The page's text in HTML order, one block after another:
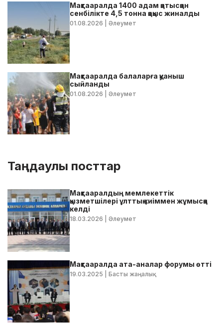
Мақтааралда 1400 адам қатысқан
сенбілікте 4,5 тонна қоқыс жиналды
01.08.2026 | Әлеумет
Мақтааралда балаларға қуаныш
сыйланды
01.08.2026 | Әлеумет
Таңдаулы посттар
Мақтааралдың мемлекеттік
қызметшілері ұлттық киіммен жұмысқа
келді
18.03.2026 | Әлеумет
Мақтааралда ата-аналар форумы өтті
19.03.2025 | Басты жаңалық